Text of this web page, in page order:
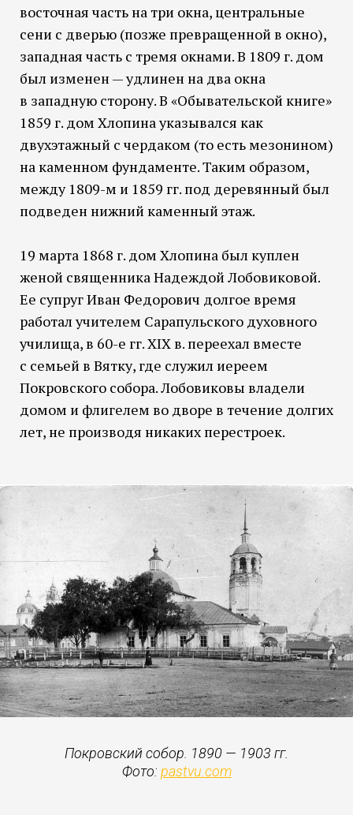
восточная часть на три окна, центральные
сени с дверью (позже превращенной в окно),
западная часть с тремя окнами. В 1809 г. дом
был изменен — удлинен на два окна
в западную сторону. В «Обывательской книге»
1859 г. дом Хлопина указывался как
двухэтажный с чердаком (то есть мезонином)
на каменном фундаменте. Таким образом,
между 1809-м и 1859 гг. под деревянный был
подведен нижний каменный этаж.
19 марта 1868 г. дом Хлопина был куплен
женой священника Надеждой Лобовиковой.
Ее супруг Иван Федорович долгое время
работал учителем Сарапульского духовного
училища, в 60-е гг. XIX в. переехал вместе
с семьей в Вятку, где служил иереем
Покровского собора. Лобовиковы владели
домом и флигелем во дворе в течение долгих
лет, не производя никаких перестроек.
Покровский собор. 1890 — 1903 гг.
Фото: pastvu.com